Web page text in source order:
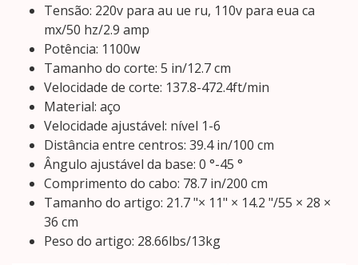
Tensão: 220v para au ue ru, 110v para eua ca
mx/50 hz/2.9 amp
Potência: 1100w
Tamanho do corte: 5 in/12.7 cm
Velocidade de corte: 137.8-472.4ft/min
Material: aço
Velocidade ajustável: nível 1-6
Distância entre centros: 39.4 in/100 cm
Ângulo ajustável da base: 0 °-45 °
Comprimento do cabo: 78.7 in/200 cm
Tamanho do artigo: 21.7 "× 11" × 14.2 "/55 × 28 ×
36 cm
Peso do artigo: 28.66lbs/13kg